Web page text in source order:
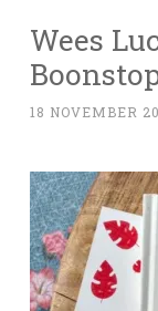
Wees
18 NOVEMBER